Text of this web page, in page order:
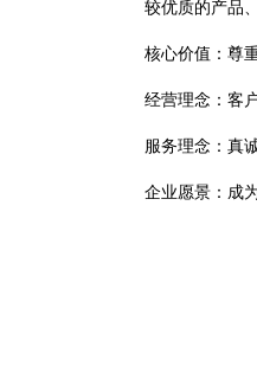
较优质的产品
核心价值：尊
经营理念：客
服务理念：真
企业愿景：成